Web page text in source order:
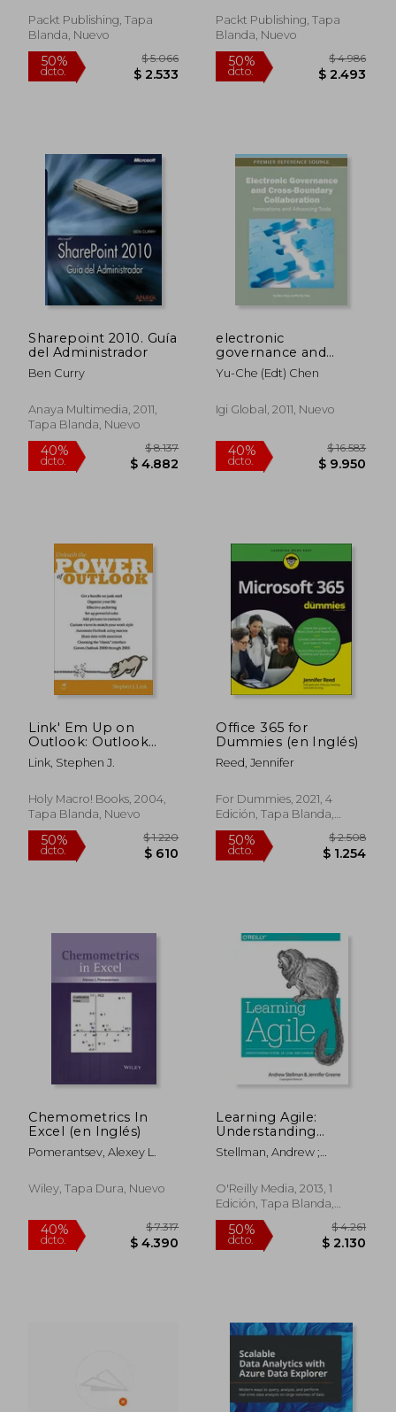
continuous delivery
and ensure quality
(en Inglés)
Packt Publishing, Tapa
Blanda, Nuevo
50%
dcto. $ 2.533
Packt Publishing, Tapa
Blanda, Nuevo
50%
dcto.
Sharepoint 2010. Guía
del Administrador
Ben Curry
Anaya Multimedia, 2011,
Tapa Blanda, Nuevo
40%
electronic
governance and
cross-boundary
collaboration,innovations
Yu-Che (edt) Chen
Igi Global, 2011, Nuevo
40%
Link' Em Up on
Outlook: Outlook
2000, Outlook 2002,
Outlook 2003 (en
Link, Stephen J.
Holy Macro! Books, 2004,
Tapa Blanda, Nuevo
50%
dcto.
Office 365 for
Dummies (en Inglés)
Reed, Jennifer
For Dummies, 2021, 4
Edición, Tapa Blanda,
Nuevo
50%
dcto.
Chemometrics In
Excel (en Inglés)
Pomerantsev, Alexey L.
Wiley, Tapa Dura, Nuevo
Learning Agile:
Understanding
Scrum, xp, Lean, and
Kanban (en Inglés)
Stellman, Andrew ;
O'Reilly Media, 2013, 1
Edición, Tapa Blanda,
Nuevo